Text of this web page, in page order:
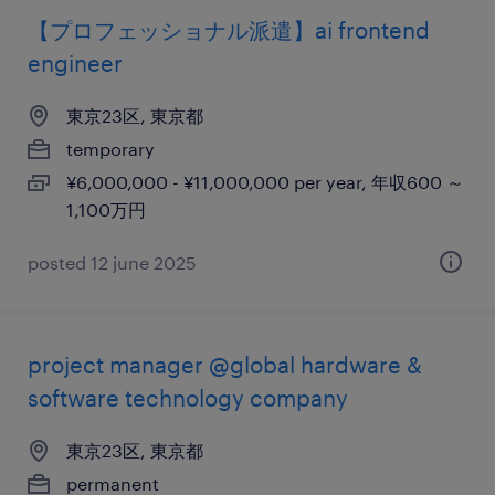
【プロフェッショナル派遣】ai frontend
engineer
東京23区, 東京都
temporary
¥6,000,000 - ¥11,000,000 per year, 年収600 ～
1,100万円
posted 12 june 2025
project manager @global hardware &
software technology company
東京23区, 東京都
permanent